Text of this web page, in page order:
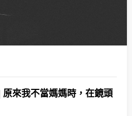
原來我不當媽媽時，在鏡頭